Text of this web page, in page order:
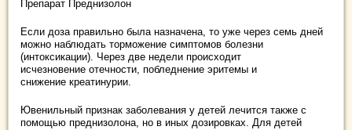
Препарат Преднизолон
Если доза правильно была назначена, то уже через семь дней
можно наблюдать торможение симптомов болезни
(интоксикации). Через две недели происходит
исчезновение отечности, побледнение эритемы и
снижение креатинурии.
Ювенильный признак заболевания у детей лечится также с
помощью преднизолона, но в иных дозировках. Для детей